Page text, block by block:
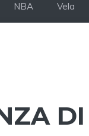
NBA Vela